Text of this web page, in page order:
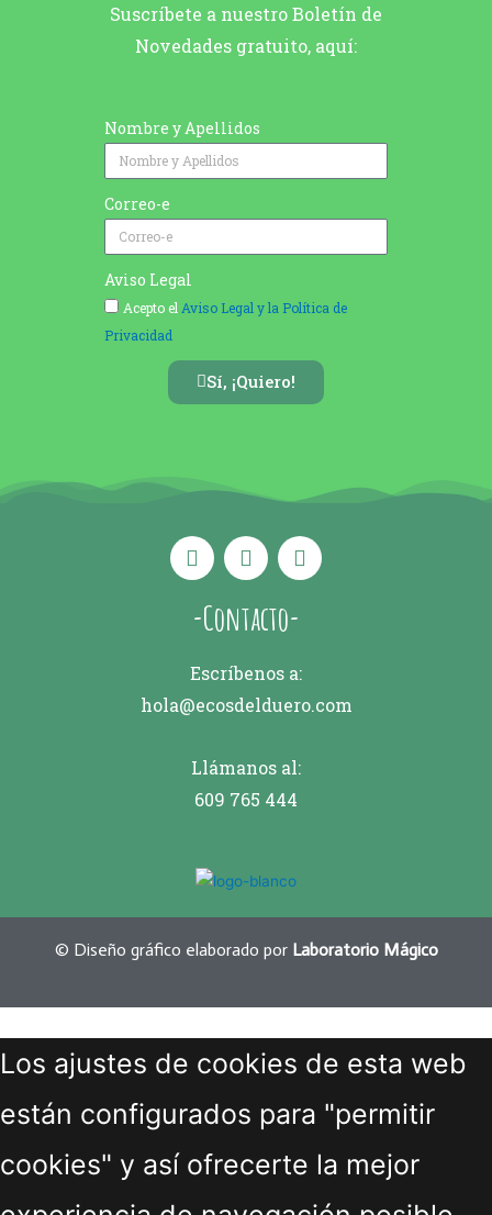
Suscríbete a nuestro Boletín de
Novedades gratuito, aquí:
Nombre y Apellidos
Correo-e
Aviso Legal
Acepto el Aviso Legal y la Política de
Privacidad
Sí, ¡Quiero!
-Contacto-
Escríbenos a:
hola@ecosdelduero.com
Llámanos al:
609 765 444
© Diseño gráfico elaborado por Laboratorio Mágico
Los ajustes de cookies de esta web
están configurados para "permitir
cookies" y así ofrecerte la mejor